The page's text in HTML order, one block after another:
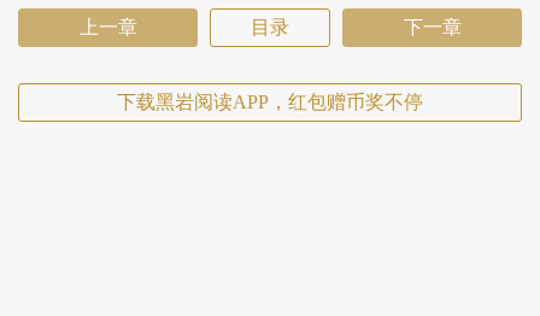
上一章 目录 下一章
下载黑岩阅读APP，红包赠币奖不停